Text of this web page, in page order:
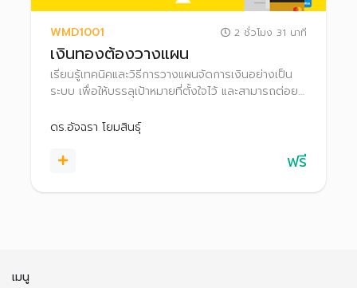
WMD1001 2 ชั่วโมง 31 นาที
เงินทองต้องวางแผน
เรียนรู้เทคนิคและวิธีการวางแผนจัดการเงินอย่างเป็น
ระบบ เพื่อให้บรรลุเป้าหมายที่ตั้งใจไว้ และสามารถต่อย
ดร.อัจฉรา โยมสินธุ์
ฟรี
เมนู